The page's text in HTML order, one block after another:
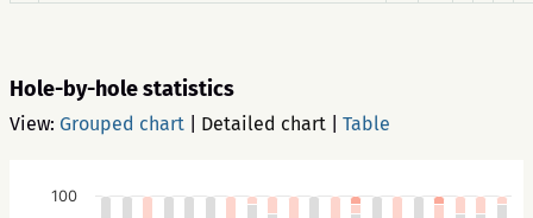
Hole-by-hole statistics
View: Grouped chart Detailed chart Table
100